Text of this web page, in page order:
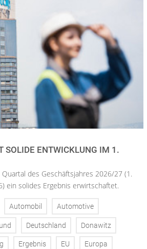
SOLIDE ENTWICKLUNG IM 1.
des Geschäftsjahres 2026/27 (1.
ein solides Ergebnis erwirtschaftet.
Automobil Automotive
Deutschland Donawitz
Ergebnis EU Europa